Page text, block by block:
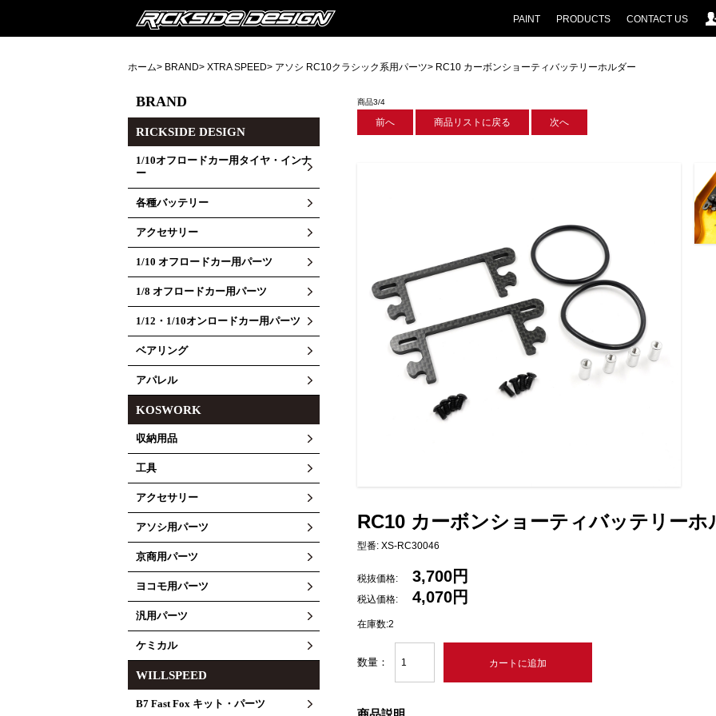
PAINT PRODUCTS CONTACT US
ホーム> BRAND> XTRA SPEED> アソシ RC10クラシック系用パーツ> RC10 カーボンショーティバッテリーホルダー
BRAND
RICKSIDE DESIGN
1/10オフロードカー用タイヤ・インナ
ー
各種バッテリー
アクセサリー
1/10 オフロードカー用パーツ
1/8 オフロードカー用パーツ
1/12・1/10オンロードカー用パーツ
ベアリング
アパレル
KOSWORK
収納用品
工具
アクセサリー
アソシ用パーツ
京商用パーツ
ヨコモ用パーツ
汎用パーツ
ケミカル
WILLSPEED
B7 Fast Fox キット・パーツ
商品3/4
前へ 商品リストに戻る 次へ
RC10 カーボンショーティバッテリーホ
型番: XS-RC30046
税抜価格: 3,700円
税込価格: 4,070円
在庫数:2
数量：